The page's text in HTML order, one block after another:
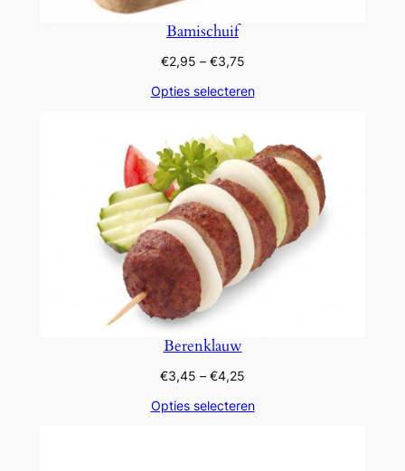
Bamischuif
€2,95 – €3,75Prijsklasse:
tot
Opties selecteren
Berenklauw
€3,45 – €4,25
tot
Opties selecteren